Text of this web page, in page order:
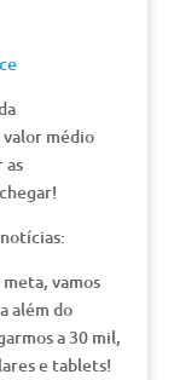
médio
as
vamos
além do
a 30 mil,
e tablets!